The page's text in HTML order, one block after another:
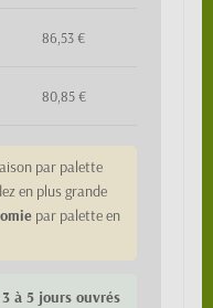
86,53 €
80,85 €
par palette
en plus grande
par palette en
3 à 5 jours ouvrés